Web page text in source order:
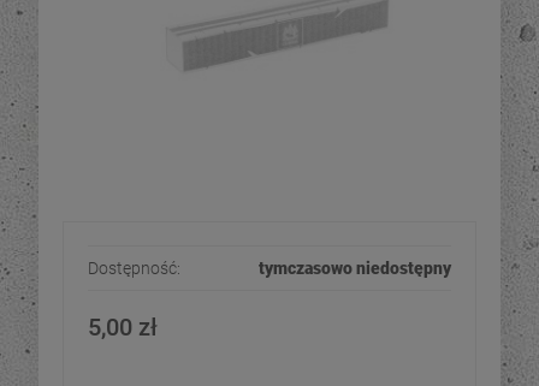
Dostępność: tymczasowo niedostępny
5,00 zł